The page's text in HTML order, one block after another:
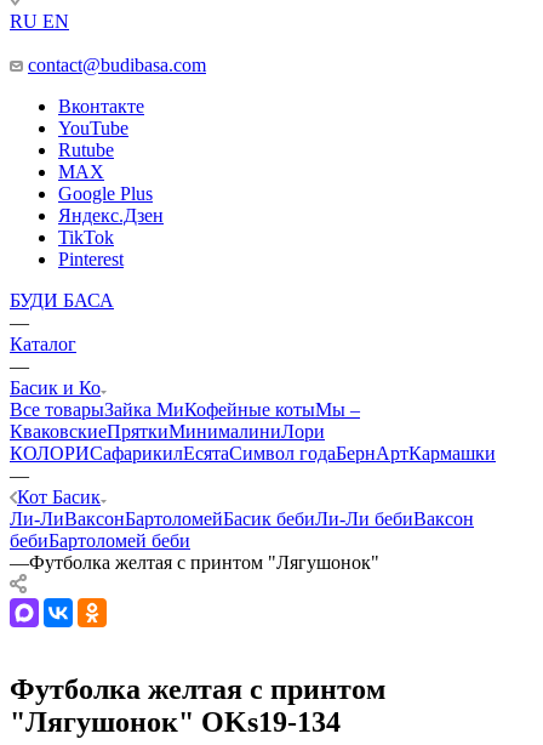
RU EN
contact@budibasa.com
Вконтакте
YouTube
Rutube
MAX
Google Plus
Яндекс.Дзен
TikTok
Pinterest
БУДИ БАСА
—
Каталог
—
Басик и Ко
Все товарыЗайка МиКофейные котыМы –
КваковскиеПряткиМинималиниЛори
КОЛОРИСафарикилЕсятаСимвол годаБернАртКармашки
—
Кот Басик
Ли-ЛиВаксонБартоломейБасик бебиЛи-Ли бебиВаксон
бебиБартоломей беби
—Футболка желтая с принтом "Лягушонок"
Футболка желтая с принтом
"Лягушонок" OKs19-134